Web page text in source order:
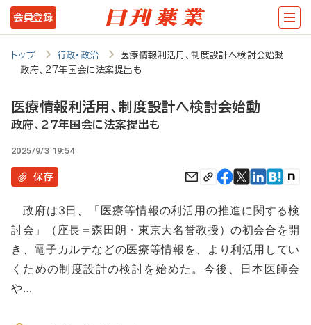
メ
イ
テ
ツ
に
動
会員登録
トップ 行政・政治
医療情報利活用、制度設計へ検討会始動
政府、27年国会に法案提出も
医療情報利活用、制度設計へ検討会始動
政府、27年国会に法案提出も
2025/9/3 19:54
保存
政府は3日、「医療等情報の利活用の推進に関する検
討会」（座長＝森田朗・東京大名誉教授）の初会合を開
き、電子カルテなどの医療等情報を、より利活用してい
くための制度設計の検討を始めた。今後、日本医師会
や…